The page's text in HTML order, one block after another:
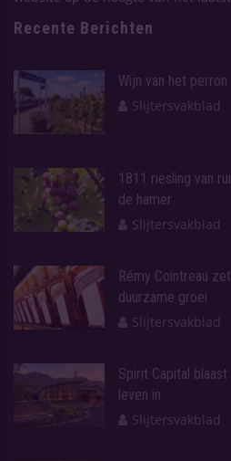
Recente Berichten
Wijn van het perron
Slijtersvakblad
1811 riesling van
de hamer
Slijtersvakblad
Rémy Cointreau
duurzame groei
Slijtersvakblad
Spirit Capital
leven in
Slijtersvakblad